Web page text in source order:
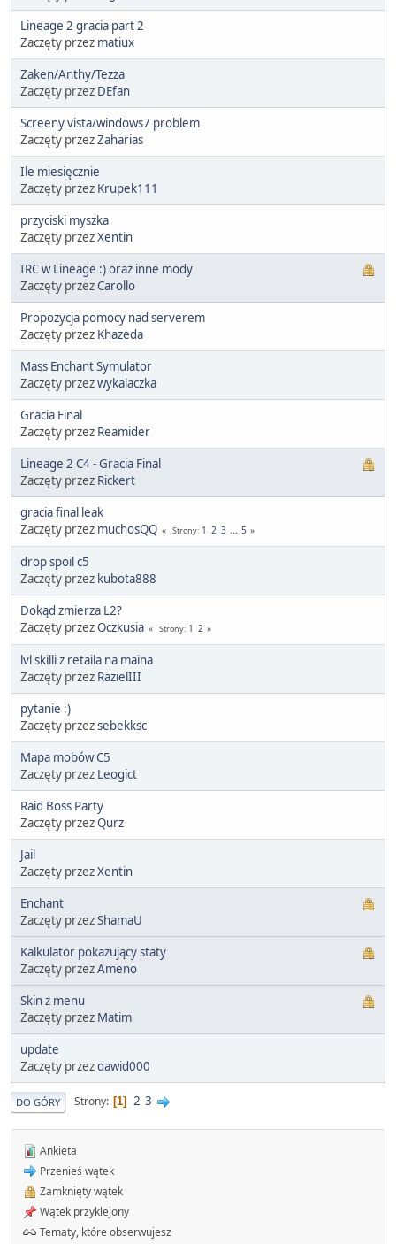
Lineage 2 gracia part 2
Zaczęty przez matiux
Zaken/Anthy/Tezza
Zaczęty przez DEfan
Screeny vista/windows7 problem
Zaczęty przezZaharias
Ile miesięcznie
Zaczęty przez Krupek111
przyciski myszka
Zaczęty przezXentin
IRC w Lineage :) oraz inne mody
Zaczęty przezCarollo
Propozycja pomocy nad serverem
Zaczęty przez Khazeda
Mass Enchant Symulator
Zaczęty przezwykalaczka
Gracia Final
Zaczęty przez Reamider
Lineage 2 C4 - Gracia Final
Zaczęty przez Rickert
gracia final leak
Zaczęty przez muchosQQ Strony 1 2 3 ... 5
drop spoil c5
Zaczęty przez kubota888
Dokąd zmierza L2?
Zaczęty przezOczkusia Strony 1 2
lvl skilli z retaila na maina
Zaczęty przez RazielIII
pytanie :)
Zaczęty przezsebekksc
Mapa mobów C5
Zaczęty przez Leogict
Raid Boss Party
Zaczęty przezQurz
Jail
Zaczęty przezXentin
Enchant
Zaczęty przezShamaU
Kalkulator pokazujący staty
Zaczęty przezAmeno
Skin z menu
Zaczęty przez Matim
update
Zaczęty przezdawid000
DO GÓRY Strony 1 2 3
Ankieta
Przenieś wątek
Zamknięty wątek
Wątek przyklejony
Tematy, które obserwujesz